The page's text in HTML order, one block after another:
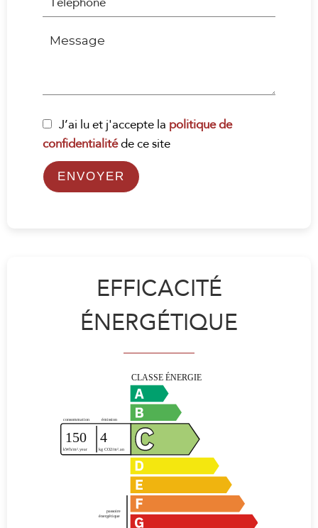
J’ai lu et j'accepte lapolitique de
confidentialitéde ce site
ENVOYER
EFFICACITÉ
ÉNERGÉTIQUE